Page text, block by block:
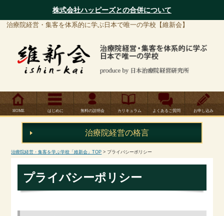
治療院経営・集客を体系的に学ぶ日本で唯一の学校【維新会】
HOME はじめに 無料の説明会 カリキュラム よくあるご質問 お申し込み
治療院経営の格言
治療院経営・集客を学ぶ学校「維新会」TOP > プライバシーポリシー
プライバシーポリシー
株式会社ハッピーズとの合併について